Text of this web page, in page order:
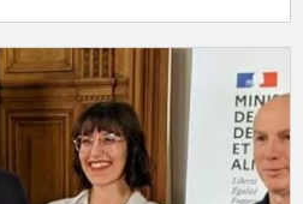
Radio France récompensée aux
Tours